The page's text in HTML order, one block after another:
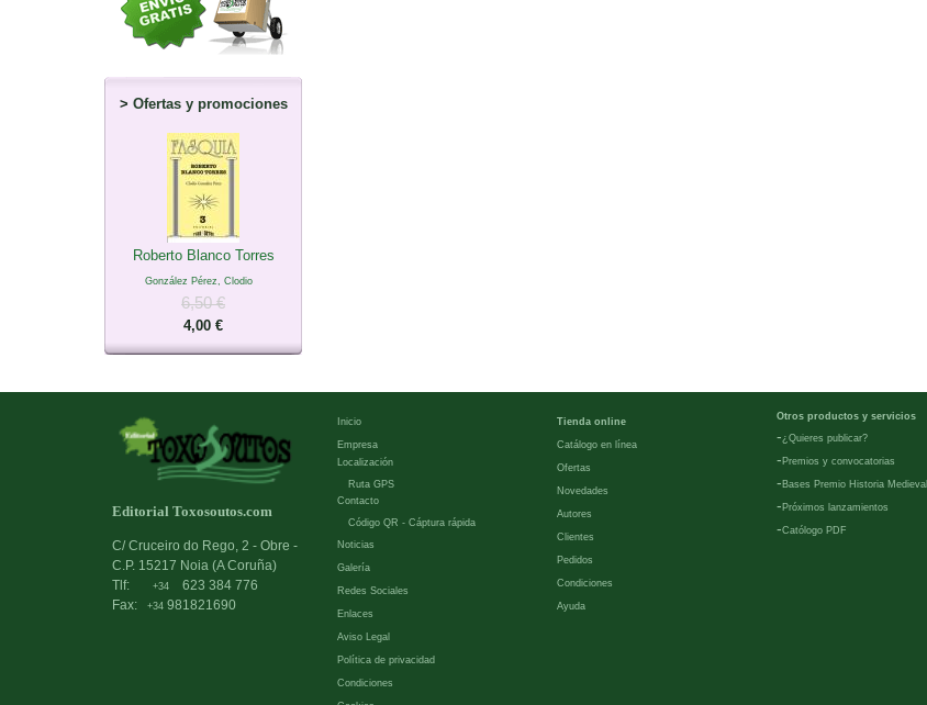
> Ofertas y promociones
Roberto Blanco Torres
González Pérez, Clodio
6,50 €
4,00 €
Editorial Toxosoutos.com
C/ Cruceiro do Rego, 2 - Obre -
C.P. 15217 Noia (A Coruña)
Tlf:
+34
623 384 776
Fax:
+34 981821690
Inicio
Empresa
Localización
Ruta GPS
Contacto
Código QR - Cáptura rápida
Noticias
Galería
Redes Sociales
Enlaces
Aviso Legal
Política de privacidad
Condiciones
Tienda online
Catálogo en línea
Ofertas
Novedades
Autores
Clientes
Pedidos
Condiciones
Ayuda
Otros productos y servicios
-¿Quieres publicar?
- Premios y convocatorias
- Bases Premio Historia Medieval
- Próximos lanzamientos
-Católogo PDF